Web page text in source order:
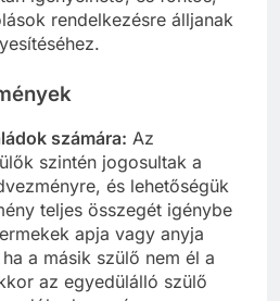
rendelkezésre álljanak
számára: Az
szintén jogosultak a
és lehetőségük
teljes összegét igénybe
apja vagy anyja
a másik szülő nem él a
az egyedülálló szülő